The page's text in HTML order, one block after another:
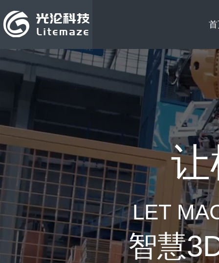
LET
智慧